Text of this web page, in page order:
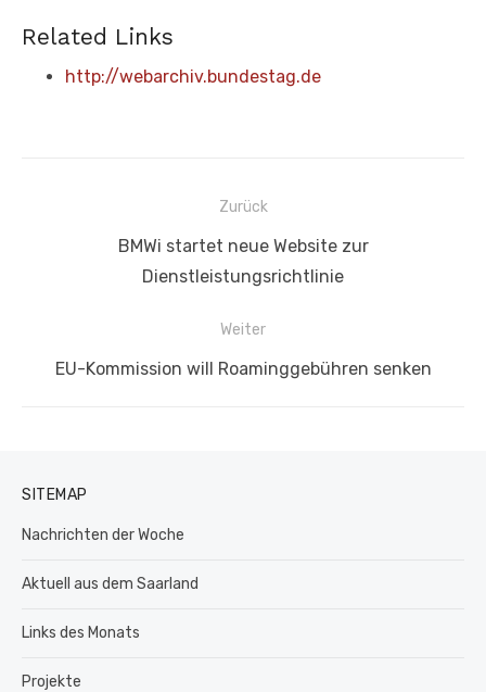
Related Links
http://webarchiv.bundestag.de
Beitragsnavigation
Zurück
BMWi startet neue Website zur
Dienstleistungsrichtlinie
Weiter
Nächster
EU-Kommission will Roaminggebühren senken
SITEMAP
Nachrichten der Woche
Aktuell aus dem Saarland
Links des Monats
Projekte